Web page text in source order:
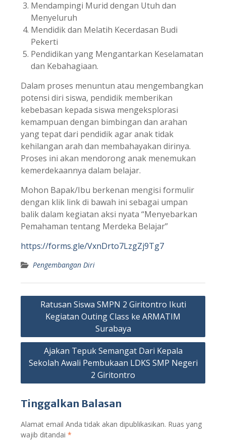
Mendampingi Murid dengan Utuh dan
Menyeluruh
Mendidik dan Melatih Kecerdasan Budi
Pekerti
Pendidikan yang Mengantarkan Keselamatan
dan Kebahagiaan.
Dalam proses menuntun atau mengembangkan
potensi diri siswa, pendidik memberikan
kebebasan kepada siswa mengeksplorasi
kemampuan dengan bimbingan dan arahan
yang tepat dari pendidik agar anak tidak
kehilangan arah dan membahayakan dirinya.
Proses ini akan mendorong anak menemukan
kemerdekaannya dalam belajar.
Mohon Bapak/Ibu berkenan mengisi formulir
dengan klik link di bawah ini sebagai umpan
balik dalam kegiatan aksi nyata “Menyebarkan
Pemahaman tentang Merdeka Belajar”
https://forms.gle/VxnDrto7LzgZj9Tg7
Pengembangan Diri
Navigasi
Ratusan Siswa SMPN 2 Giritontro Ikuti
Kegiatan Outing Class ke ARMATIM
Surabaya
Ajakan Tepuk Semangat Dari Kepala
Sekolah Awali Pembukaan LDKS SMP Negeri
2 Giritontro
Tinggalkan Balasan
Alamat email Anda tidak akan dipublikasikan. Ruas yang
wajib ditandai *